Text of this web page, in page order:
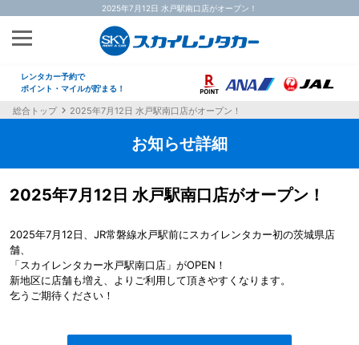
2025年7月12日 水戸駅南口店がオープン！
レンタカー予約で
ポイント・マイルが貯まる！
総合トップ 2025年7月12日 水戸駅南口店がオープン！
お知らせ詳細
2025年7月12日 水戸駅南口店がオープン！
2025年7月12日、JR常磐線水戸駅前にスカイレンタカー初の茨城県店
舗、
「スカイレンタカー水戸駅南口店」がOPEN！
新地区に店舗も増え、よりご利用して頂きやすくなります。
乞うご期待ください！